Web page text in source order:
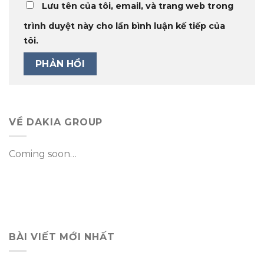
Lưu tên của tôi, email, và trang web trong
trình duyệt này cho lần bình luận kế tiếp của
tôi.
VỀ DAKIA GROUP
Coming soon…
BÀI VIẾT MỚI NHẤT